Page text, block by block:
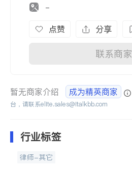
-
点赞 分享
联系商家
暂无商家介绍 成为精英商家
台，请联系elite.sales@italkbb.com
行业标签
律师-其它